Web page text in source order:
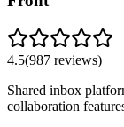
4.5(987 reviews)
Shared inbox
collaboration